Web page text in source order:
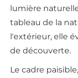
lumière
tableau de la
l'extérieur, elle
de découverte.
Le cadre